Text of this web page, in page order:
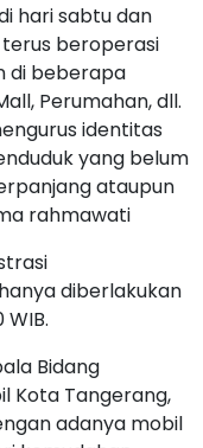
hari sabtu dan
beroperasi
di beberapa
Perumahan, dll.
identitas
yang belum
ataupun
rahmawati
diberlakukan
Bidang
Kota Tangerang,
adanya mobil